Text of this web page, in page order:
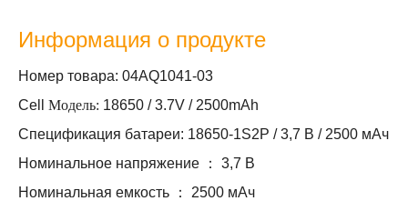
Информация о продукте
Номер товара: 04AQ1041-03
Cell Модель: 18650 / 3.7V / 2500mAh
Спецификация батареи: 18650-1S2P / 3,7 В / 2500 мАч
Номинальное напряжение
：
3,7 В
Номинальная емкость
：
2500 мАч